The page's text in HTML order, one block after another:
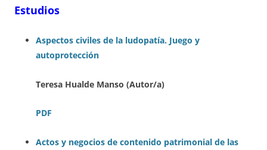
Estudios
Aspectos civiles de la ludopatía. Juego y
autoprotección
Teresa Hualde Manso (Autor/a)
PDF
Actos y negocios de contenido patrimonial de las